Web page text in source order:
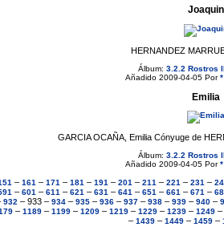
Joaquin
HERNANDEZ
Álbum: 3.2.2 Rostros
Añadido 2009-04-05 Por
Emilia
GARCIA OCAÑA, Emilia Cónyuge de
Álbum: 3.2.2 Rostros
Añadido 2009-04-05 Por
– 161 – 171 – 181 – 191 – 201 – 211 – 221 – 231 –
– 601 – 611 – 621 – 631 – 641 – 651 – 661 – 671 –
932 – 933 – 934 – 935 – 936 – 937 – 938 – 939 – 940 –
– 1189 – 1199 – 1209 – 1219 – 1229 – 1239 – 1249 –
– 1439 – 1449 – 1459 –